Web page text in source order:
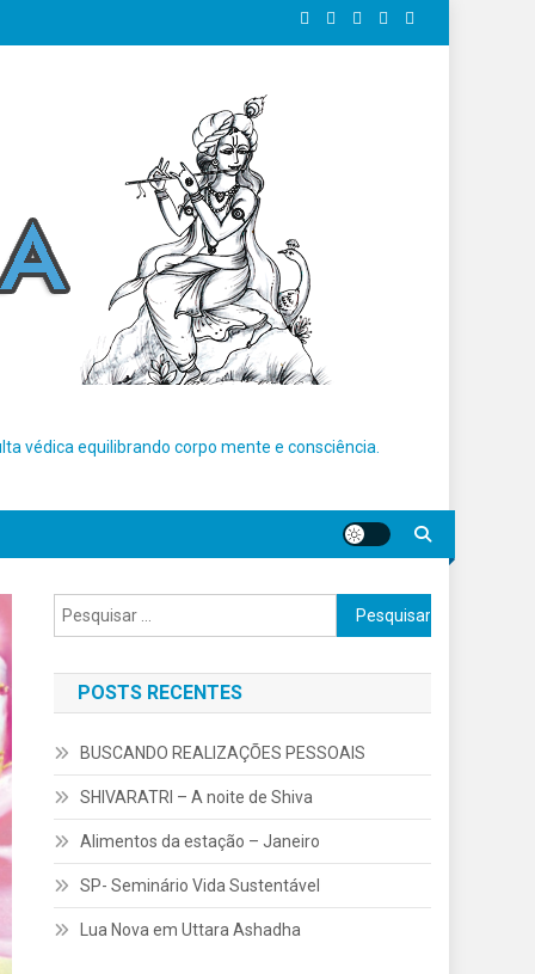
védica equilibrando corpo mente e consciência.
Pesquisar
por:
POSTS RECENTES
BUSCANDO REALIZAÇÕES PESSOAIS
SHIVARATRI – A noite de Shiva
Alimentos da estação – Janeiro
SP- Seminário Vida Sustentável
Lua Nova em Uttara Ashadha